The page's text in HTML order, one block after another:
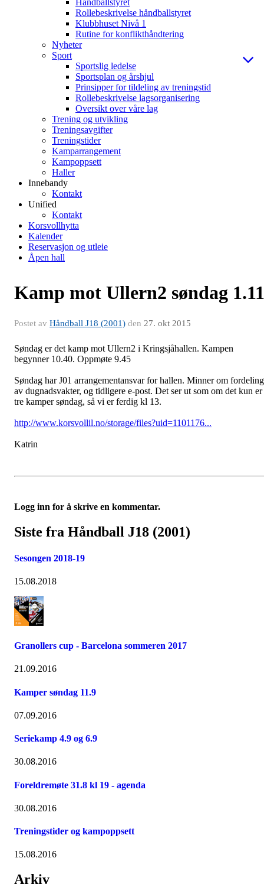
Håndballstyret
Rollebeskrivelse håndballstyret
Klubbhuset Nivå 1
Rutine for konflikthåndtering
Nyheter
Sport
Sportslig ledelse
Sportsplan og årshjul
Prinsipper for tildeling av treningstid
Rollebeskrivelse lagsorganisering
Oversikt over våre lag
Trening og utvikling
Treningsavgifter
Treningstider
Kamparrangement
Kampoppsett
Haller
Innebandy
Kontakt
Unified
Kontakt
Korsvollhytta
Kalender
Reservasjon og utleie
Åpen hall
Kamp mot Ullern2 søndag 1.11
Postet av Håndball J18 (2001) den 27. okt 2015
Søndag er det kamp mot Ullern2 i Kringsjåhallen. Kampen
begynner 10.40. Oppmøte 9.45
Søndag har J01 arrangementansvar for hallen. Minner om fordeling
av dugnadsvakter, og tidligere e-post. Det ser ut som om det kun er
tre kamper søndag, så vi er ferdig kl 13.
http://www.korsvollil.no/storage/files?uid=1101176...
Katrin
Logg inn for å skrive en kommentar.
Siste fra Håndball J18 (2001)
Sesongen 2018-19
15.08.2018
Granollers cup - Barcelona sommeren 2017
21.09.2016
Kamper søndag 11.9
07.09.2016
Seriekamp 4.9 og 6.9
30.08.2016
Foreldremøte 31.8 kl 19 - agenda
30.08.2016
Treningstider og kampoppsett
15.08.2016
Arkiv